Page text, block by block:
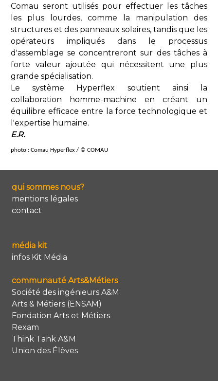
Comau seront utilisés pour effectuer les tâches
les plus lourdes, comme la manipulation des
structures et des panneaux solaires, tandis que les
opérateurs impliqués dans le processus
d'assemblage se concentreront sur des tâches à
forte valeur ajoutée qui nécessitent une plus
grande spécialisation.
Le système Hyperflex soutient ainsi la
collaboration homme-machine en créant un
équilibre efficace entre la force technologique et
l'expertise humaine.
E.R.
photo : Comau Hyperflex / © COMAU
qui sommes nous?
mentions légales
contact
média kit
infos Kit Média
communauté Arts&Métiers
Société des ingénieurs A&M
Arts & Métiers (ENSAM)
Fondation Arts et Métiers
Rexam
Think Tank A&M
Union des Élèves